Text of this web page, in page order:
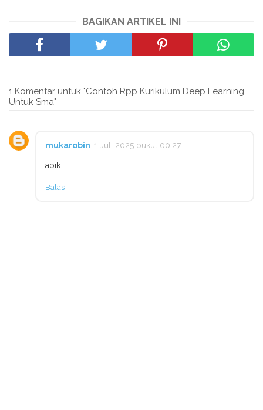
BAGIKAN ARTIKEL INI
1 Komentar untuk "Contoh Rpp Kurikulum Deep Learning
Untuk Sma"
mukarobin 1 Juli 2025 pukul 00.27
apik
Balas